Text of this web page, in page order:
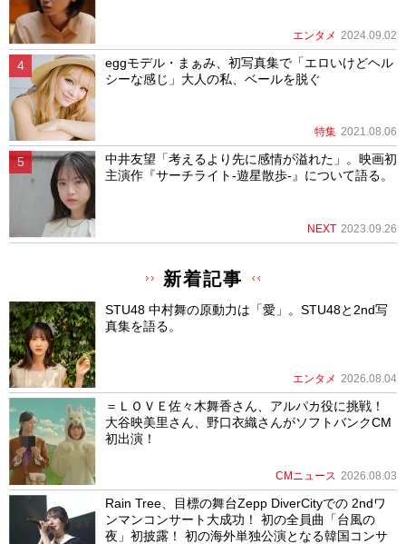
エンタメ 2024.09.02
eggモデル・まぁみ、初写真集で「エロいけどヘル
シーな感じ」大人の私、ベールを脱ぐ
特集 2021.08.06
中井友望「考えるより先に感情が溢れた」。映画初
主演作『サーチライト-遊星散歩-』について語る。
NEXT 2023.09.26
新着記事
STU48 中村舞の原動力は「愛」。STU48と2nd写
真集を語る。
エンタメ 2026.08.04
＝ＬＯＶＥ佐々木舞香さん、アルパカ役に挑戦！
大谷映美里さん、野口衣織さんがソフトバンクCM
初出演！
CMニュース 2026.08.03
Rain Tree、目標の舞台Zepp DiverCityでの 2ndワ
ンマンコンサート大成功！ 初の全員曲「台風の
夜」初披露！ 初の海外単独公演となる韓国コンサ